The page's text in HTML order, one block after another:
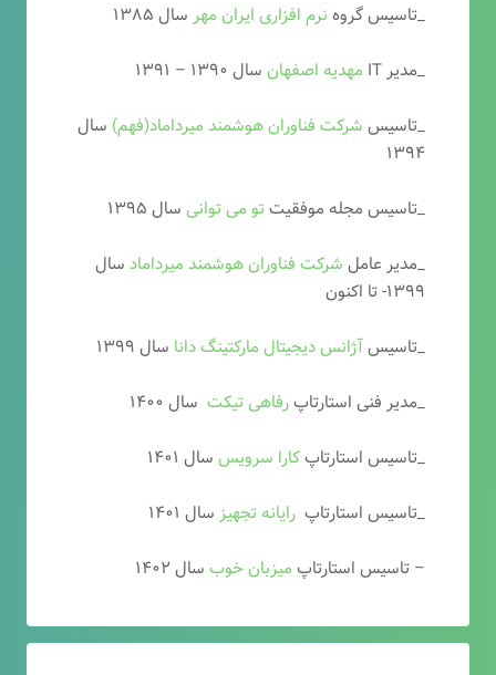
_تاسیس گروه نرم افزاری ایران مهر سال ۱۳۸۵
_مدیر IT
مهدیه اصفهان سال ۱۳۹۰ – ۱۳۹۱
_تاسیس شرکت فناوران هوشمند میرداماد(فهم) سال
۱۳۹۴
_تاسیس مجله موفقیتتو می توانی سال ۱۳۹۵
_مدیر عامل شرکت فناوران هوشمند میرداماد سال
۱۳۹۹- تا اکنون
_تاسیسآژانس دیجیتال مارکتینگ دانا سال ۱۳۹۹
_مدیر فنی استارتاپرفاهی تیکت سال ۱۴۰۰
_تاسیس استارتاپکارا سرویس سال ۱۴۰۱
_تاسیس استارتاپ رایانه تجهیز سال ۱۴۰۱
– تاسیس استارتاپ میزبان خوب سال ۱۴۰۲